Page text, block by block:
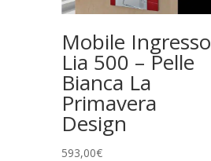
Mobile Ingresso
Lia 500 – Pelle
Bianca La
Primavera
Design
593,00€